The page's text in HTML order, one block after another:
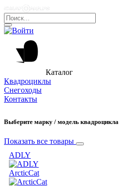
Каталог
Квадроциклы
Снегоходы
Контакты
Выберите марку / модель квадроцикла
Показать все товары
ADLY
ArcticCat